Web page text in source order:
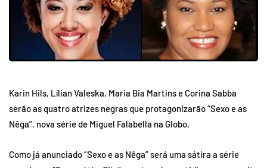
Karin Hils, Lílian Valeska, Maria Bia Martins e Corina Sabba
serão as quatro atrizes negras que protagonizarão “Sexo e as
Nêga”, nova série de Miguel Falabella na Globo.
Como já anunciado “Sexo e as Nêga” será uma sátira a série